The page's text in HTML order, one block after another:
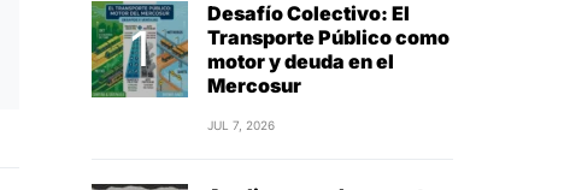
Desafío Colectivo: El
Transporte Público como
motor y deuda en el
Mercosur
JUL 7, 2026